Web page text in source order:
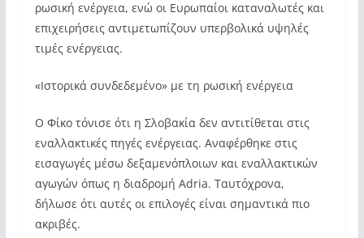
ρωσική ενέργεια, ενώ οι Ευρωπαίοι καταναλωτές και
επιχειρήσεις αντιμετωπίζουν υπερβολικά υψηλές
τιμές ενέργειας.
«Ιστορικά συνδεδεμένο» με τη ρωσική ενέργεια
Ο Φίκο τόνισε ότι η Σλοβακία δεν αντιτίθεται στις
εναλλακτικές πηγές ενέργειας. Αναφέρθηκε στις
εισαγωγές μέσω δεξαμενόπλοιων και εναλλακτικών
αγωγών όπως η διαδρομή Adria. Ταυτόχρονα,
δήλωσε ότι αυτές οι επιλογές είναι σημαντικά πιο
ακριβές.